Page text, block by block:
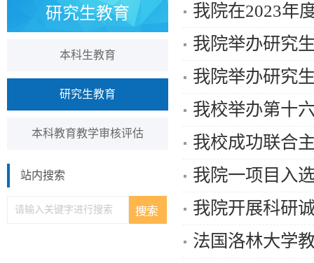
研究生教育
本科生教育
研究生教育
本科教育教学审核评估
站内搜索
我院在2023年
我院举办研究
我院举办研究
我校举办第十
我校成功联合
我院一项目入
我院开展科研
法国洛林大学